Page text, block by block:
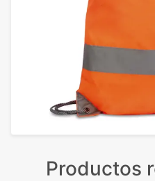
Productos